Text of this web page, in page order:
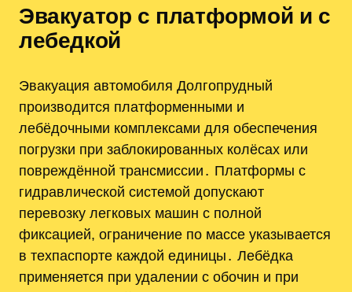
Эвакуатор с платформой и с
лебедкой
Эвакуация автомобиля Долгопрудный
производится платформенными и
лебёдочными комплексами для обеспечения
погрузки при заблокированных колёсах или
повреждённой трансмиссии․ Платформы с
гидравлической системой допускают
перевозку легковых машин с полной
фиксацией, ограничение по массе указывается
в техпаспорте каждой единицы․ Лебёдка
применяется при удалении с обочин и при